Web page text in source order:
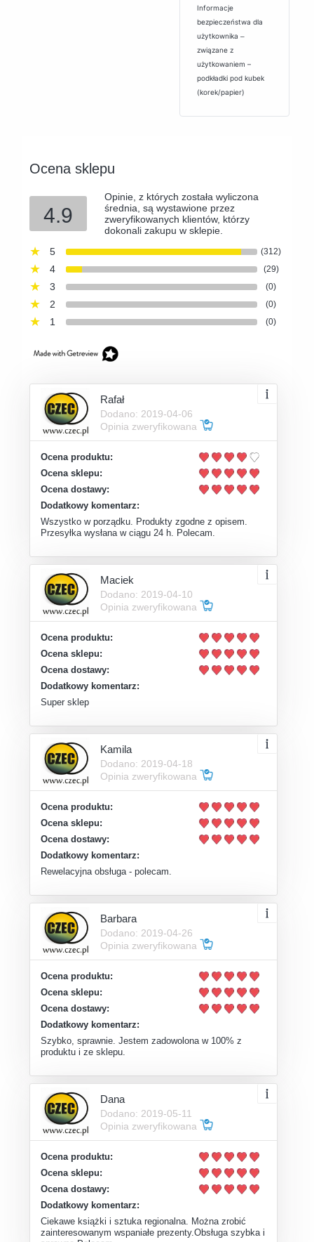
Informacje
bezpieczeństwa dla
użytkownika ‒
związane z
użytkowaniem –
podkładki pod kubek
(korek/papier)
Ocena sklepu
4.9
Opinie, z których została wyliczona
średnia, są wystawione przez
zweryfikowanych klientów, którzy
dokonali zakupu w sklepie.
5
(312)
4 (29)
3 (0)
2 (0)
1 (0)
Rafał
Dodano: 2019-04-06
Opinia zweryfikowana
Ocena produktu:
Ocena sklepu:
Ocena dostawy:
Dodatkowy komentarz:
Wszystko w porządku. Produkty zgodne z opisem.
Przesyłka wysłana w ciągu 24 h. Polecam.
Maciek
Dodano: 2019-04-10
Opinia zweryfikowana
Ocena produktu:
Ocena sklepu:
Ocena dostawy:
Dodatkowy komentarz:
Super sklep
Kamila
Dodano: 2019-04-18
Opinia zweryfikowana
Ocena produktu:
Ocena sklepu:
Ocena dostawy:
Dodatkowy komentarz:
Rewelacyjna obsługa - polecam.
Barbara
Dodano: 2019-04-26
Opinia zweryfikowana
Ocena produktu:
Ocena sklepu:
Ocena dostawy:
Dodatkowy komentarz:
Szybko, sprawnie. Jestem zadowolona w 100% z
produktu i ze sklepu.
Dana
Dodano: 2019-05-11
Opinia zweryfikowana
Ocena produktu:
Ocena sklepu:
Ocena dostawy:
Dodatkowy komentarz:
Ciekawe książki i sztuka regionalna. Można zrobić
zainteresowanym wspaniałe prezenty.Obsługa szybka i